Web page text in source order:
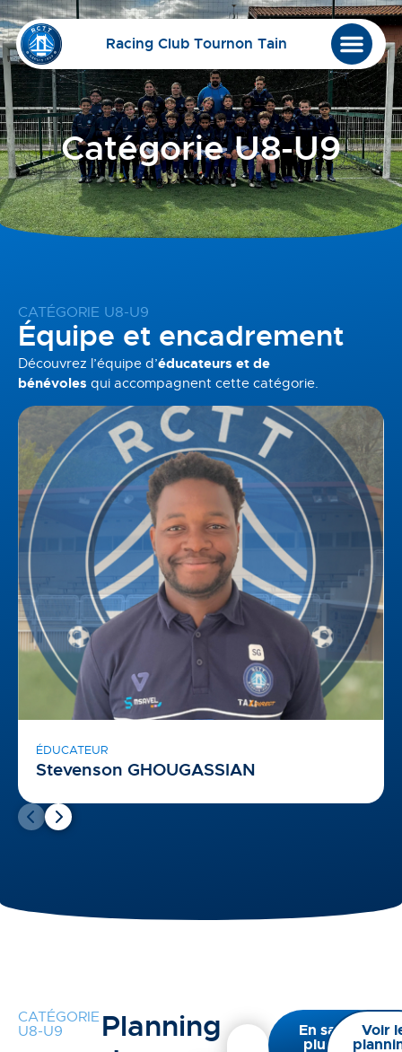
Racing Club Tournon Tain
Catégorie U8-U9
CATÉGORIE U8-U9
Équipe et encadrement
Découvrez l’équipe d’éducateurs et de
bénévoles qui accompagnent cette catégorie.
ÉDUCATEUR
Stevenson GHOUGASSIAN
CATÉGORIE
U8-U9
Planning
En savoir
plus sur
Voir